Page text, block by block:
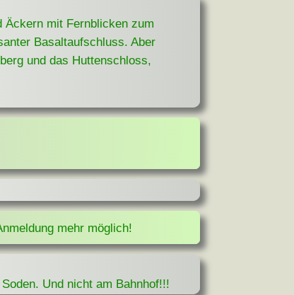
Äckern mit Fernblicken zum
Basaltaufschluss. Aber
und das Huttenschloss,
mehr möglich!
Und nicht am Bahnhof!!!